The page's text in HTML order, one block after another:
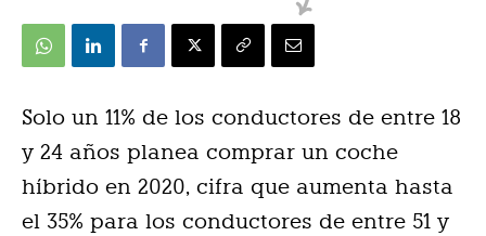
Solo un 11% de los conductores de entre 18
y 24 años planea comprar un coche
híbrido en 2020, cifra que aumenta hasta
el 35% para los conductores de entre 51 y